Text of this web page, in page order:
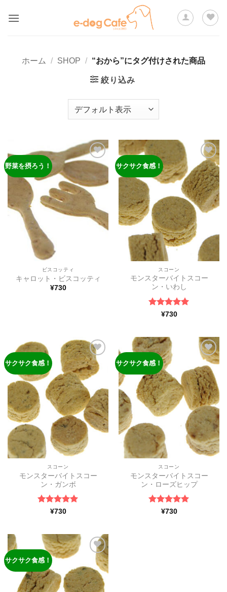
ホーム / SHOP / “おから”にタグ付けされた商品
絞り込み
野菜を摂ろう！
ほし
リス
トに
追加
ビスコッティ
キャロット・ビスコッティ
¥730
サクサク食感！
ほし
い物
リス
トに
追加
スコーン
モンスターバイトスコー
ン・いわし
5段階中5
¥730
サクサク食感！
ほし
い物
リス
追加
スコーン
モンスターバイトスコー
ン・ガンボ
5段階中5
¥730
サクサク食感！
ほし
い物
リス
トに
追加
スコーン
モンスターバイトスコー
ン・ローズヒップ
5段階中5
¥730
サクサク食感！
ほし
い物
リス
トに
追加